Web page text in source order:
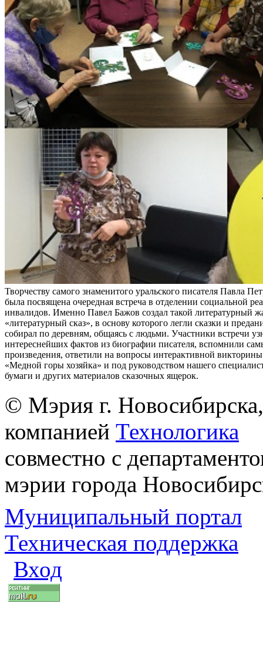
Творчеству самого знаменитого уральского писателя Павла
была посвящена очередная встреча в отделении социальной
инвалидов. Именно Павел Бажов создал такой литературный
«литературный сказ», в основу которого легли сказки и
собирал по деревням, общаясь с людьми. Участники встречи
интереснейших фактов из биографии писателя, вспомнили
произведения, ответили на вопросы интерактивной викторины
«Медной горы хозяйка» и под руководством нашего
бумаги и других материалов сказочных ящерок.
© Мэрия г.
компанией Технологика
совместно с
мэрии города
Муниципальный портал
Техническая поддержка
Вход